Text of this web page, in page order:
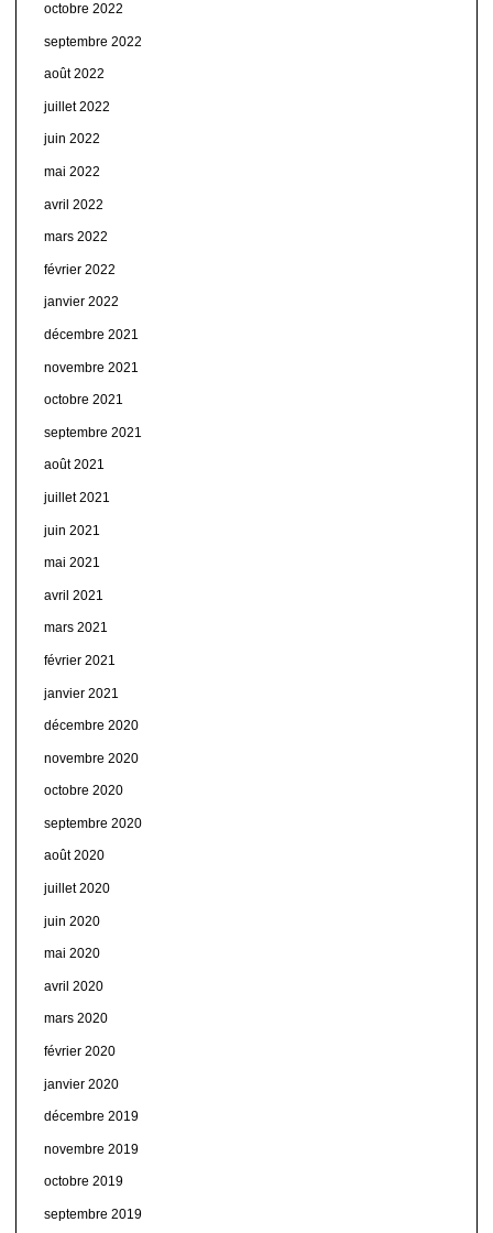
octobre 2022
septembre 2022
août 2022
juillet 2022
juin 2022
mai 2022
avril 2022
mars 2022
février 2022
janvier 2022
décembre 2021
novembre 2021
octobre 2021
septembre 2021
août 2021
juillet 2021
juin 2021
mai 2021
avril 2021
mars 2021
février 2021
janvier 2021
décembre 2020
novembre 2020
octobre 2020
septembre 2020
août 2020
juillet 2020
juin 2020
mai 2020
avril 2020
mars 2020
février 2020
janvier 2020
décembre 2019
novembre 2019
octobre 2019
septembre 2019